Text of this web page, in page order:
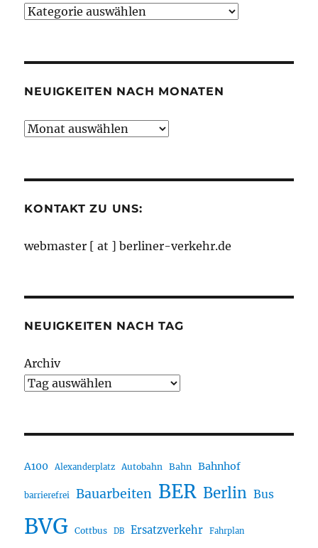
Neuigkeiten
NEUIGKEITEN NACH MONATEN
Neuigkeiten
KONTAKT ZU UNS:
webmaster [ at ] berliner-verkehr.de
NEUIGKEITEN NACH TAG
Archiv
A100 Alexanderplatz Autobahn Bahn Bahnhof
barrierefrei Bauarbeiten BER Berlin Bus
BVG Cottbus DB Ersatzverkehr Fahrplan